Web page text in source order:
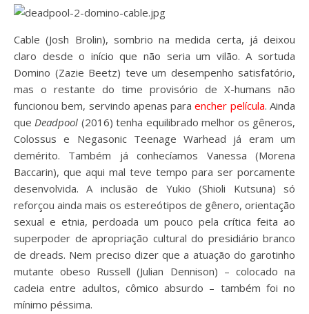
Cable (Josh Brolin), sombrio na medida certa, já deixou
claro desde o início que não seria um vilão. A sortuda
Domino (Zazie Beetz) teve um desempenho satisfatório,
mas o restante do time provisório de X-humans não
funcionou bem, servindo apenas paraencher película.Ainda
queDeadpool (2016) tenha equilibrado melhor os gêneros,
Colossus e Negasonic Teenage Warhead já eram um
demérito. Também já conhecíamos Vanessa (Morena
Baccarin), que aqui mal teve tempo para ser porcamente
desenvolvida. A inclusão de Yukio (Shioli Kutsuna) só
reforçou ainda mais os estereótipos de gênero, orientação
sexual e etnia, perdoada um pouco pela crítica feita ao
superpoder de apropriação cultural do presidiário branco
de dreads. Nem preciso dizer que a atuação do garotinho
mutante obeso Russell (Julian Dennison) – colocado na
cadeia entre adultos, cômico absurdo – também foi no
mínimo péssima.